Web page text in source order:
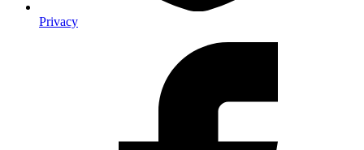
Privacy